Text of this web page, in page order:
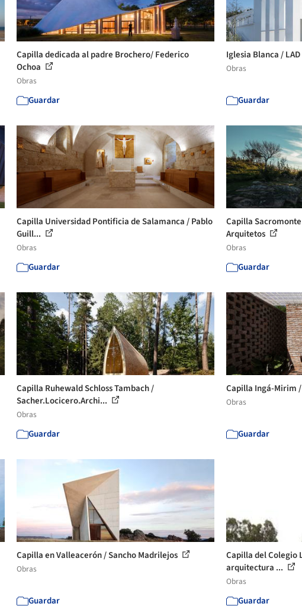
Capilla dedicada al padre Brochero/ Federico
Ochoa
Obras
Guardar
Iglesia Blanca / LAD
Obras
Guardar
Capilla Universidad Pontificia de Salamanca / Pablo
Guill...
Obras
Guardar
Capilla
Arquitetos
Obras
Guardar
Capilla Ruhewald Schloss Tambach /
Sacher.Locicero.Archi...
Obras
Guardar
Capilla Ingá-Mirim
Obras
Guardar
Capilla en Valleacerón / Sancho Madrilejos
Obras
Guardar
Capilla del Colegio
arquitectura ...
Obras
Guardar